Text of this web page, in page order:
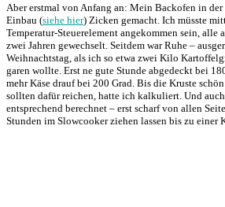
Aber erstmal von Anfang an: Mein Backofen in
Einbau (siehe hier) Zicken gemacht. Ich müsste
Temperatur-Steuerelement angekommen sein, alle
zwei Jahren gewechselt. Seitdem war Ruhe –
Weihnachtstag, als ich so etwa zwei Kilo
garen wollte. Erst ne gute Stunde abgedeckt bei
mehr Käse drauf bei 200 Grad. Bis die Kruste
sollten dafür reichen, hatte ich kalkuliert. Und
entsprechend berechnet – erst scharf von allen
Stunden im Slowcooker ziehen lassen bis zu einer